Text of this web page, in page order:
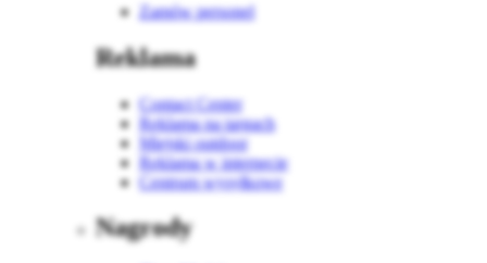
Zamów personel
Reklama
Contact Center
Reklama na targach
Miejski outdoor
Reklama w internecie
Centrum wysyłkowe
Nagrody